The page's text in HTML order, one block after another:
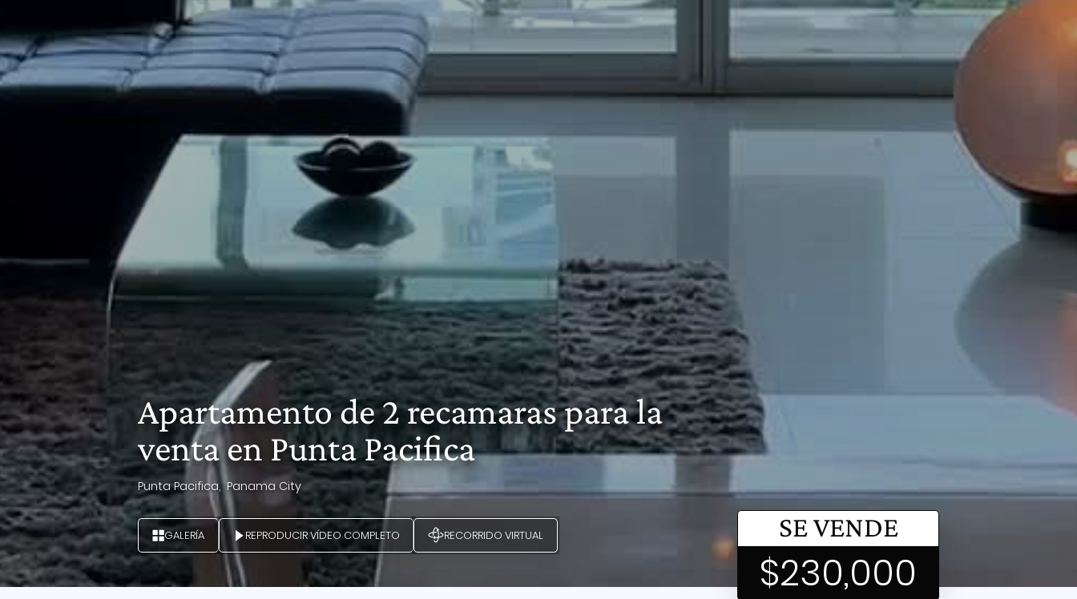
Apartamento de 2 recamaras para la
venta en Punta Pacifica
Punta Pacifica, Panama City
GALERÍA REPRODUCIR VÍDEO COMPLETO RECORRIDO VIRTUAL SE VENDE
$230,000